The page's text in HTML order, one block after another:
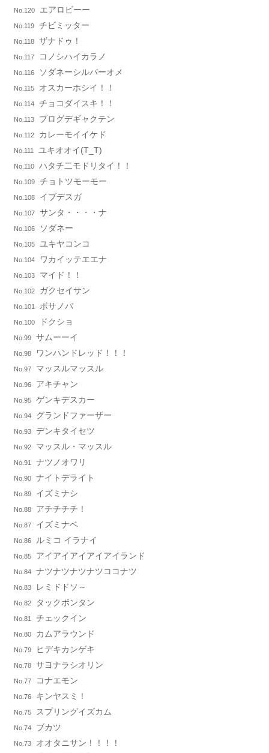
No.120 エアロビーー
No.119 チビミッター
No.118 ザナドゥ！
No.117 コノシハイカラノ
No.116 ソダネーシルバーオメ
No.115 オスカーホシイ！！
No.114 チョコダイスキ！！
No.113 ブログデギャクテン
No.112 カレーモイイケド
No.111 ユキオオイ(T_T)
No.110 ハタチ二モドリタイ！！
No.109 チョトツモーモー
No.108 イブデスガ
No.107 サンタ・・・・ナ
No.106 ソダネー
No.105 ユキヤコンコ
No.104 ワカイッテエエナ
No.103 マイド！！
No.102 ガクセイサン
No.101 ボサノバ
No.100 ドクショ
No.99 サムーーイ
No.98 ワンハンドレッド！！！
No.97 マッスルマッスル
No.96 アキチャン
No.95 ゲンキデスカー
No.94 グランドファーザー
No.93 デンキタイセツ
No.92 マッスル・マッスル
No.91 ナツノオワリ
No.90 ナイトデライト
No.89 イズミナシ
No.88 アチチチチ！
No.87 イズミナベ
No.86 ルミコ イラナイ
No.85 アイアイアイアイアイランド
No.84 ナツナツナツナツココナツ
No.83 レミドドソ～
No.82 タックボンタン
No.81 チェックイン
No.80 カムアラウンド
No.79 ヒデキカンゲキ
No.78 サヨナラシオリン
No.77 コナエモン
No.76 キンヤスミ！
No.75 スプリングイズカム
No.74 ブカツ
No.73 オオタニサン！！！！